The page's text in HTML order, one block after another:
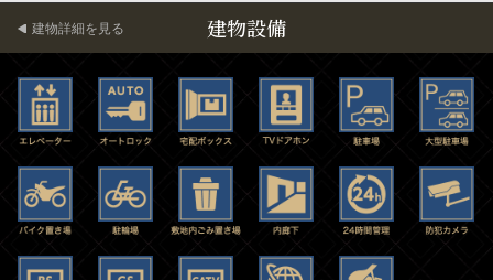
建物設備
建物詳細を見る